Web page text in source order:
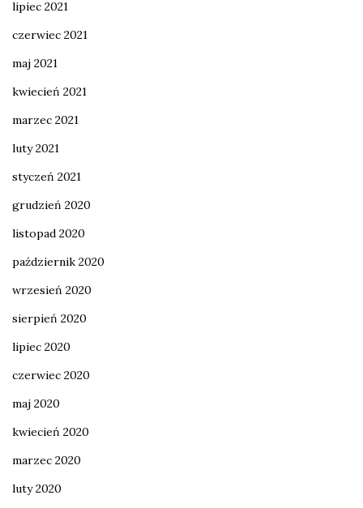
lipiec 2021
czerwiec 2021
maj 2021
kwiecień 2021
marzec 2021
luty 2021
styczeń 2021
grudzień 2020
listopad 2020
październik 2020
wrzesień 2020
sierpień 2020
lipiec 2020
czerwiec 2020
maj 2020
kwiecień 2020
marzec 2020
luty 2020